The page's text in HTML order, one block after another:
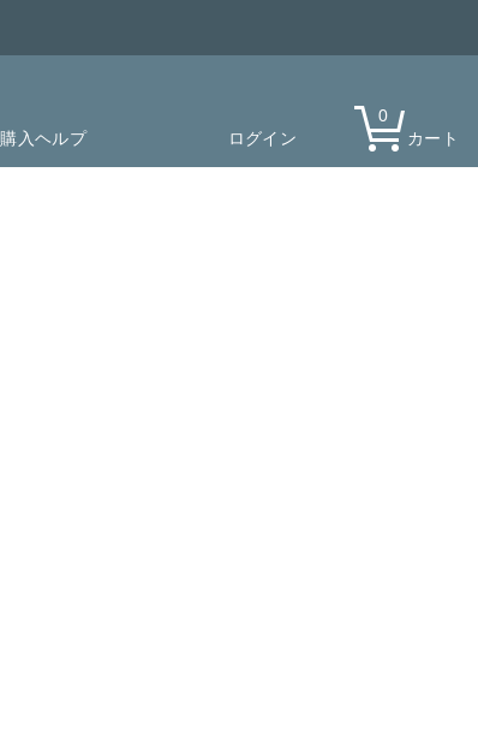
ログイン カート
0
購入ヘルプ